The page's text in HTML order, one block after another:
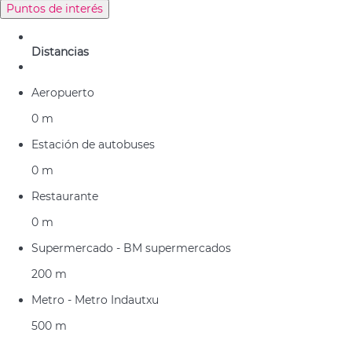
Puntos de interés
Distancias
Aeropuerto
0 m
Estación de autobuses
0 m
Restaurante
0 m
Supermercado - BM supermercados
200 m
Metro - Metro Indautxu
500 m